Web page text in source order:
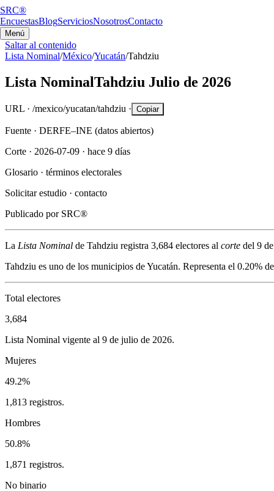
SRC®
EncuestasBlogServiciosNosotrosContacto
Menú
Saltar al contenido
Lista Nominal/México/Yucatán/Tahdziu
Lista NominalTahdziu Julio de 2026
URL · /mexico/yucatan/tahdziu · Copiar
Fuente · DERFE–INE (datos abiertos)
Corte · 2026-07-09 · hace 9 días
Glosario · términos electorales
Solicitar estudio · contacto
Publicado por SRC®
La Lista Nominal de Tahdziu registra 3,684 electores al corte del 9
Tahdziu es uno de los municipios deYucatán. Representa el 0.20%
Total electores
3,684
Lista Nominal vigente al 9 de julio de 2026.
Mujeres
49.2%
1,813 registros.
Hombres
50.8%
1,871 registros.
No binario